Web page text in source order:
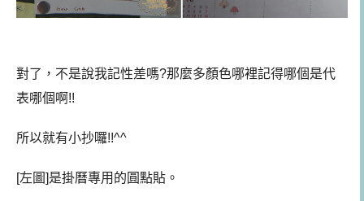
對了，不是說我記性差嗎?那麼多顏色哪裡記得哪個是代
表哪個啊!!
所以就有小抄囉!!^^
[左圖]是掛曆專用的圓點貼。